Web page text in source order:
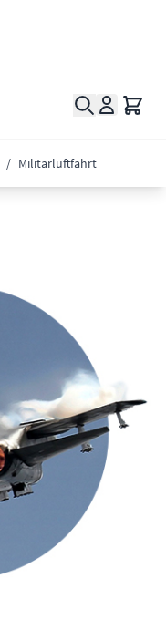
Suche
/ Militärluftfahrt